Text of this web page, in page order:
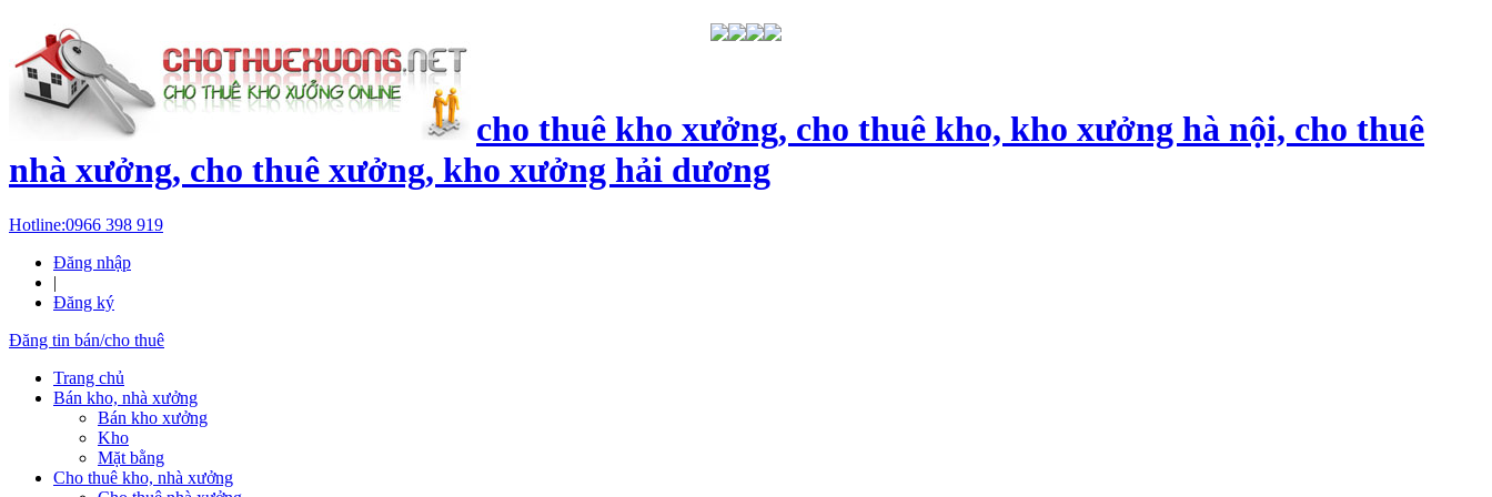
cho thuê kho xưởng, cho thuê kho, kho xưởng hà nội, cho thuê
nhà xưởng, cho thuê xưởng, kho xưởng hải dương
Hotline:0966 398 919
Đăng nhập
|
Đăng ký
Đăng tin bán/cho thuê
Trang chủ
Bán kho, nhà xưởng
Bán kho xưởng
Kho
Mặt bằng
Cho thuê kho, nhà xưởng